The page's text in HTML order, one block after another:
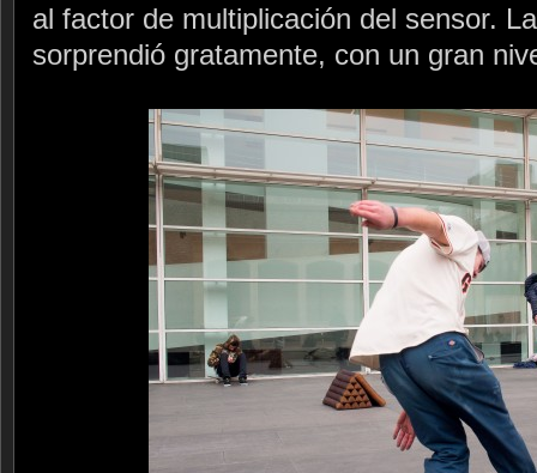
al factor de multiplicación del sensor.
sorprendió gratamente, con un gran